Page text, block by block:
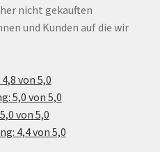
nicht gekauften
und Kunden auf die wir
von 5,0
5,0 von 5,0
von 5,0
4,4 von 5,0